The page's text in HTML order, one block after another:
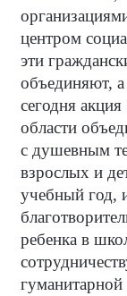
центром
эти
объединяют,
сегодня
области
с душевным
взрослых и
учебный год,
ребенка в